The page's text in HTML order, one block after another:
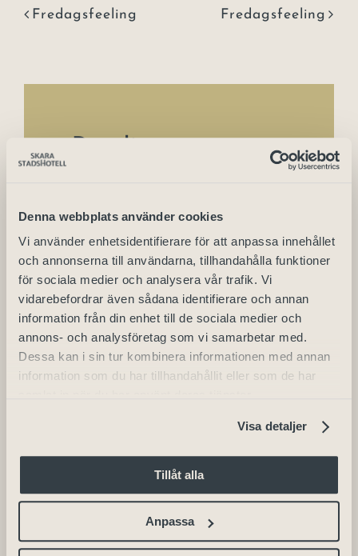
Denna webbplats använder cookies
Vi använder enhetsidentifierare för att anpassa innehållet
och annonserna till användarna, tillhandahålla funktioner
för sociala medier och analysera vår trafik. Vi
vidarebefordrar även sådana identifierare och annan
information från din enhet till de sociala medier och
annons- och analysföretag som vi samarbetar med.
Dessa kan i sin tur kombinera informationen med annan
information som du har tillhandahållit eller som de har
Visa detaljer
Tillåt alla
Anpassa
Fredagsfeeling Fredagsfeeling
2 april | 22:00
Slutar:
3 april | 02:00
Arrangör
info.skarastadt@julahotell.se